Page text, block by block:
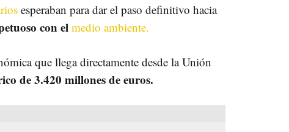
esperaban para dar el paso definitivo hacia
con elmedio ambiente.
que llega directamente desde la Unión
de 3.420 millones de euros.